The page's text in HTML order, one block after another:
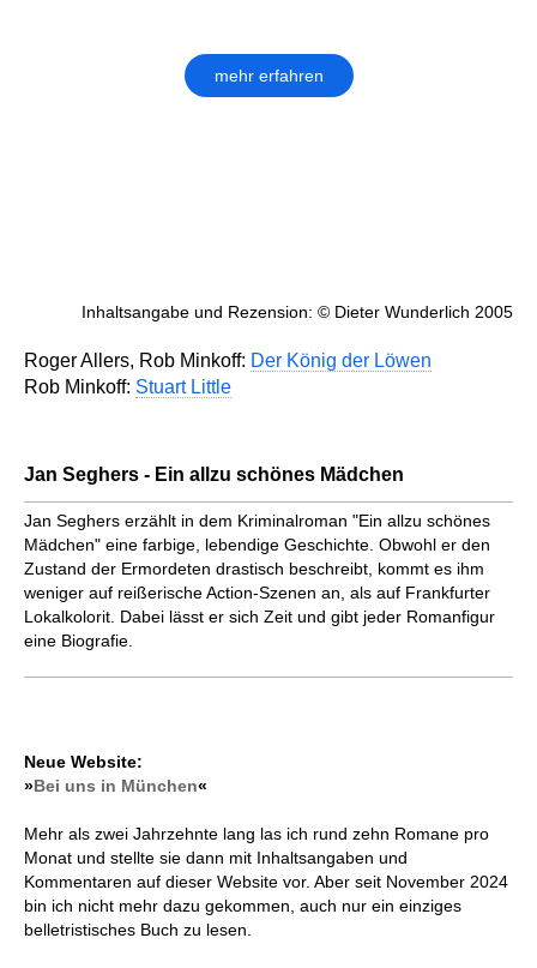
mehr erfahren
Inhaltsangabe und Rezension: © Dieter Wunderlich 2005
Roger Allers, Rob Minkoff: Der König der Löwen
Rob Minkoff: Stuart Little
Jan Seghers - Ein allzu schönes Mädchen
Jan Seghers erzählt in dem Kriminalroman "Ein allzu schönes
Mädchen" eine farbige, lebendige Geschichte. Obwohl er den
Zustand der Ermordeten drastisch beschreibt, kommt es ihm
weniger auf reißerische Action-Szenen an, als auf Frankfurter
Lokalkolorit. Dabei lässt er sich Zeit und gibt jeder Romanfigur
eine Biografie.
Neue Website:
»Bei uns in München«
Mehr als zwei Jahrzehnte lang las ich rund zehn Romane pro
Monat und stellte sie dann mit Inhaltsangaben und
Kommentaren auf dieser Website vor. Aber seit November 2024
bin ich nicht mehr dazu gekommen, auch nur ein einziges
belletristisches Buch zu lesen.